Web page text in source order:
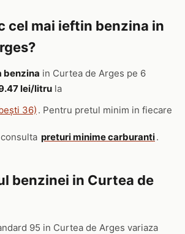
cel mai ieftin benzina in
benzina in Curtea de Arges pe 6
lei/litru la
36) . Pentru pretul minim in fiecare
preturi minime carburanti.
benzinei in Curtea de
95 in Curtea de Arges variaza